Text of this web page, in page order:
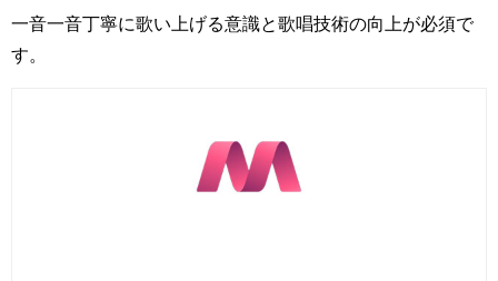
一音一音丁寧に歌い上げる意識と歌唱技術の向上が必須で
す。